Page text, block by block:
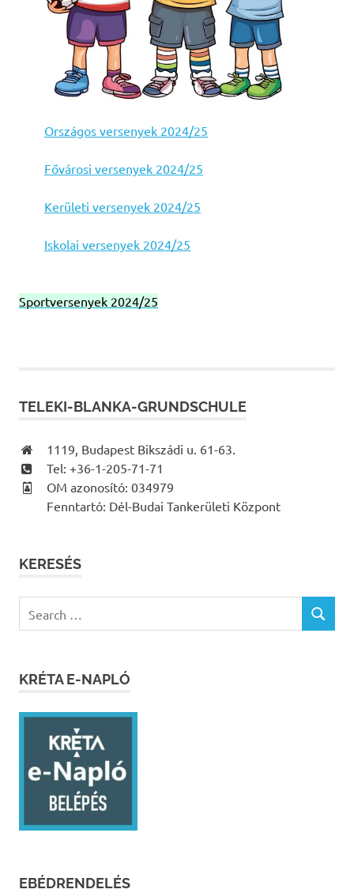
Országos versenyek 2024/25
Fővárosi versenyek 2024/25
Kerületi versenyek 2024/25
Iskolai versenyek 2024/25
Sportversenyek 2024/25
TELEKI-BLANKA-GRUNDSCHULE
1119, Budapest Bikszádi u. 61-63.
Tel: +36-1-205-71-71
OM azonosító: 034979
Fenntartó: Dél-Budai Tankerületi Központ
KERESÉS
for:
SEARCH
KRÉTA E-NAPLÓ
EBÉDRENDELÉS